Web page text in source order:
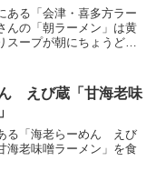
ある「会津・喜多方ラー
の「朝ラーメン」は黄
スープが朝にちょうどい
えび蔵「甘海老味
る「海老らーめん えび
海老味噌ラーメン」を食